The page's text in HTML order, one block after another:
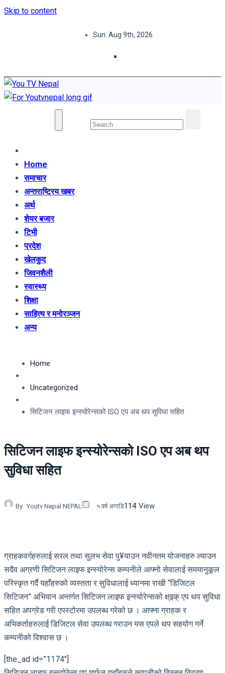
Skip to content
Sun. Aug 9th, 2026
Home
समाचार
अन्तराष्ट्रिय खबर
अर्थ
शेयर बजार
टिभी
प्रदेश
खेलकुद
जिवनशैली
स्वास्थ्य
शिक्षा
साहित्य र मनोरञ्जन
अन्य
Home
Uncategorized
सिटिजन लाइफ इन्स्योरेन्सको ISO एप अब थप सुविधा सहित
सिटिजन लाइफ इन्स्योरेन्सको ISO एप अब थप
सुविधा सहित
By Youtv Nepal NEPAL ५ वर्ष अगाडि114 View
ग्राहकवर्गहरुलाई सरल तथा सुलभ सेवा पु¥याउन नवीनतम योजनाहरु ल्याउन
सदैव अग्रणी सिटिजन लाइफ इन्स्योरेन्स कम्पनीले आफ्नो सेवालाई समयानुकूल
परिस्कृत गर्दै यहाँहरुको व्यस्तता र सुविधालाई ध्यानमा राखी “डिजिटल
सिटिजन” अभियान अन्तर्गत सिटिजन लाइफ इन्स्योरेन्सको क्ष्इक् एप थप सुविधा
सहित अपग्रेड गरी एपस्टोरमा उपलब्ध गरेको छ । आफ्ना ग्राहक र
अभिकर्ताहरुलाई डिजिटल सेवा उपलब्ध गराउन यस एपले थप सहयोग गर्ने
कम्पनीको विश्वास छ ।
[the_ad id=”1174″]